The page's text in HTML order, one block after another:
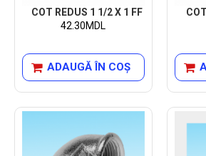
COT REDUS 1 1/2 X 1 FF
42.30MDL
ADAUGĂ ÎN COŞ